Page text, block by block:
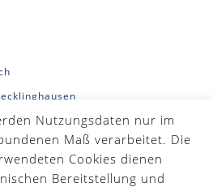
Nutzungsdaten nur im
Maß verarbeitet. Die
Cookies dienen
Bereitstellung und